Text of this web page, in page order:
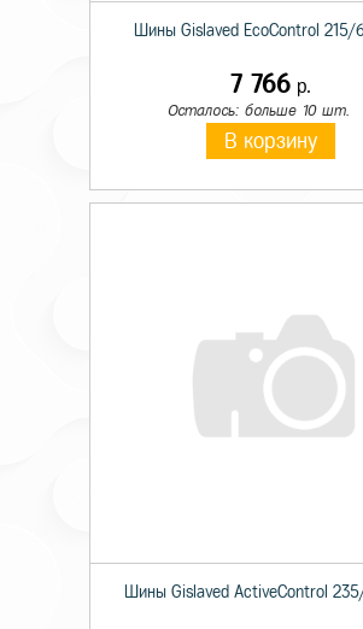
Шины Gislaved EcoControl 215/
7 766р.
Осталось: больше 10 шт.
В корзину
Шины Gislaved ActiveControl